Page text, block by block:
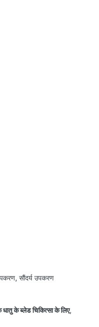
सौंदर्य उपकरण
धातु के ब्लेड चिकित्सा के लिए,